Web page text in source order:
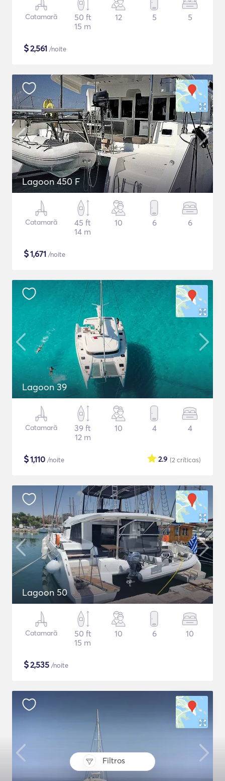
Filtros
Catamarã
50 ft
15 m
12 5 5
$2,561 /noite
Lagoon 450 F
Catamarã
45 ft
14 m
10 6 6
$1,671 /noite
Lagoon 39
Catamarã
39 ft
12 m
10 4 4
$1,110 /noite (2 críticas)
2.9
Lagoon 50
Catamarã
50 ft
15 m
10 6 10
$2,535 /noite